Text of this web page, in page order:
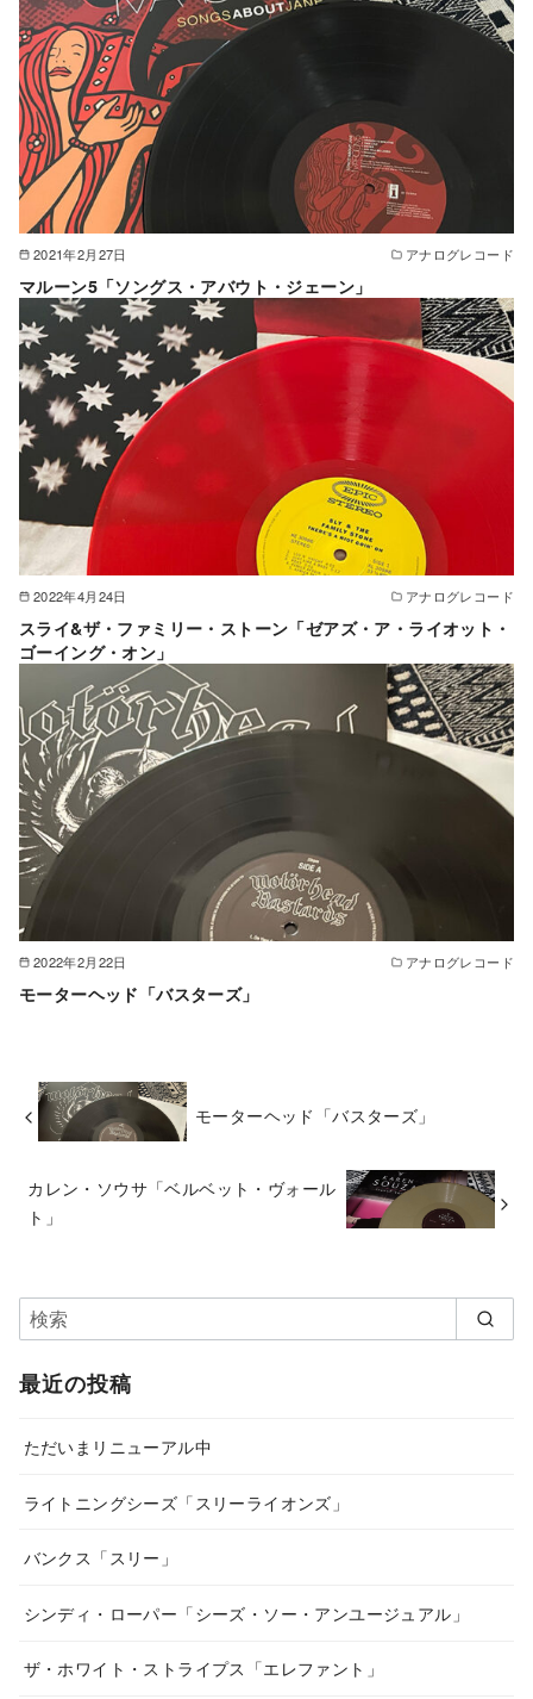
2021年2月27日 アナログレコード
マルーン5「ソングス・アバウト・ジェーン」
2022年4月24日 アナログレコード
スライ&ザ・ファミリー・ストーン「ゼアズ・ア・ライオット・
ゴーイング・オン」
2022年2月22日 アナログレコード
モーターヘッド「バスターズ」
モーターヘッド「バスターズ」
カレン・ソウサ「ベルベット・ヴォール
ト」
最近の投稿
ただいまリニューアル中
ライトニングシーズ「スリーライオンズ」
バンクス「スリー」
シンディ・ローパー「シーズ・ソー・アンユージュアル」
ザ・ホワイト・ストライプス「エレファント」